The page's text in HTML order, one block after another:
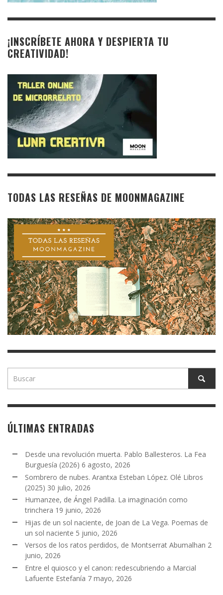
¡INSCRÍBETE AHORA Y DESPIERTA TU
CREATIVIDAD!
TODAS LAS RESEÑAS DE MOONMAGAZINE
ÚLTIMAS ENTRADAS
Desde una revolución muerta. Pablo Ballesteros. La Fea
Burguesía (2026) 6 agosto, 2026
Sombrero de nubes. Arantxa Esteban López. Olé Libros
(2025) 30 julio, 2026
Humanzee, de Ángel Padilla. La imaginación como
trinchera 19 junio, 2026
Hijas de un sol naciente, de Joan de La Vega. Poemas de
un sol naciente 5 junio, 2026
Versos de los ratos perdidos, de Montserrat Abumalhan 2
junio, 2026
Entre el quiosco y el canon: redescubriendo a Marcial
Lafuente Estefanía 7 mayo, 2026